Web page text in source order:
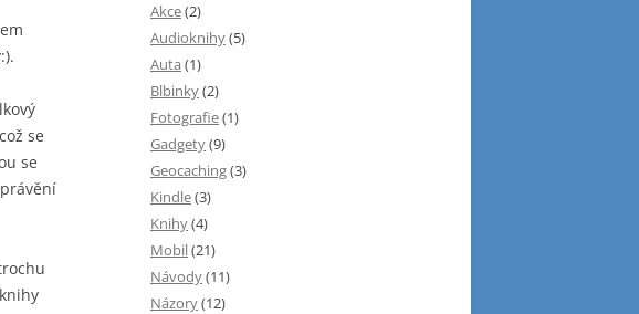
se
se
Akce(2)
Audioknihy(5)
Auta (1)
Blbinky(2)
Fotografie(1)
Gadgety(9)
Geocaching(3)
Kindle(3)
Knihy(4)
Mobil(21)
Návody(11)
Názory(12)